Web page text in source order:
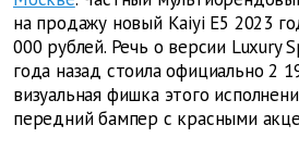
на продажу новый Kaiyi E5 2023
000 рублей. Речь о версии Luxury
года назад стоила официально 2
визуальная фишка этого
передний бампер с красными